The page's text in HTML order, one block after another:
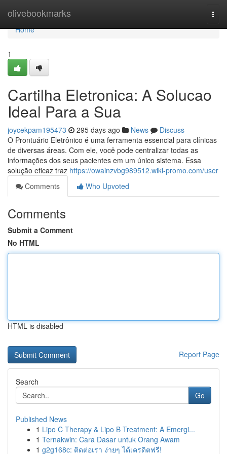
olivebookmarks
Home
Home
1
Cartilha Eletronica: A Solucao
Ideal Para a Sua
joycekpam195473 295 days ago News
Discuss
O Prontuário Eletrônico é uma ferramenta essencial para clínicas
de diversas áreas. Com ele, você pode centralizar todas as
informações dos seus pacientes em um único sistema. Essa
solução eficaz traz https://owainzvbg989512.wiki-promo.com/user
Comments
Who Upvoted
Comments
Submit a Comment
No HTML
HTML is disabled
Report Page
Search
Go
Published News
1 Lipo C Therapy & Lipo B Treatment: A Emergi...
1 Ternakwin: Cara Dasar untuk Orang Awam
1 g2g168c: ติดต่อเรา ง่ายๆ ได้เครดิตฟรี!